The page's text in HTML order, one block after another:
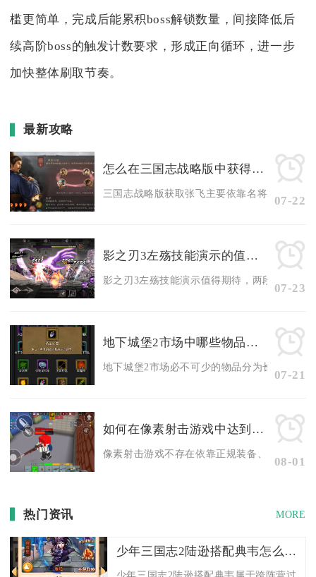
槛更简单，完成后能累积boss解锁数量，间接降低后
续高阶boss的触发计数要求，形成正向循环，进一步
加快整体刷取节奏。
最新攻略
怎么在三国志战略版中获得张飞这个角色
三国志战略版获取张飞主要依靠名将卡池定向
07-22
影之刃3左殇技能演示的值得期待吗
影之刃3左殇技能演示值得期待，两段转职流
07-23
地下城堡2市场中哪些物品是必不可少的
地下城堡2市场必不可少的物品分为长期增益
07-21
如何在像素射击游戏中达到无限攻速
像素射击游戏不存在依靠正规装备、道具、技
08-01
热门资讯 MORE
少年三国志2陆逊搭配典韦怎么样